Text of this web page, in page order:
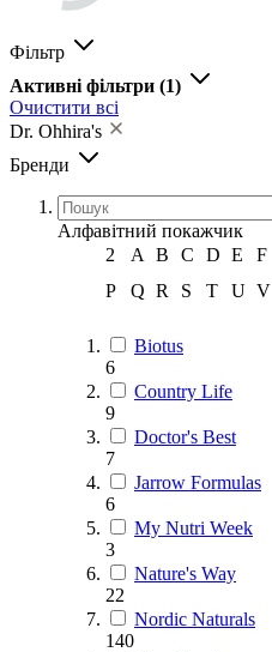
Фільтр
Активні фільтри (1)
Очистити всі
Dr. Ohhira's
Бренди
Алфавітний покажчик
2
A B C D E F
P
Q R S T U V
Biotus
6
Country Life
9
Doctor's Best
7
Jarrow Formulas
6
My Nutri Week
3
Nature's Way
22
Nordic Naturals
140